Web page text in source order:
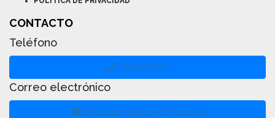
CONTACTO
Teléfono
622105242
Correo electrónico
info@adventureoffroad.es